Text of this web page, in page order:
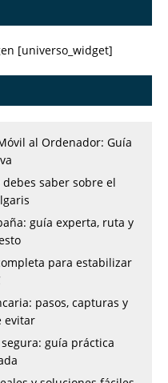
[universo_widget]